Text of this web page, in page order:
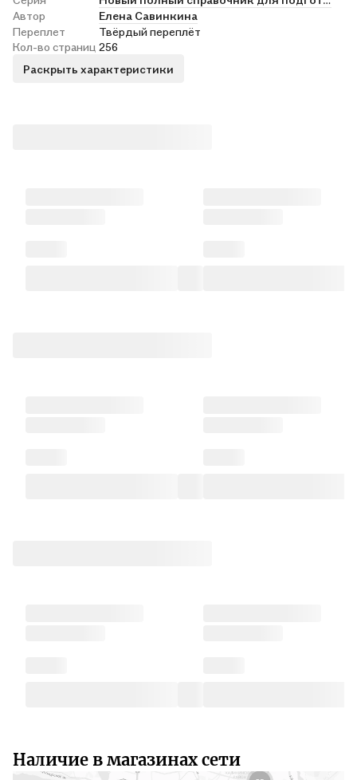
Автор
Елена Савинкина
Переплет
Твёрдый переплёт
Кол-во страниц 256
Раскрыть характеристики
Наличие в магазинах сети